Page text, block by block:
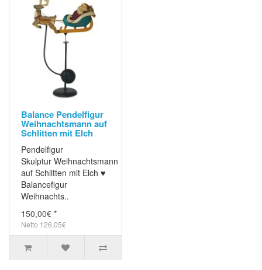
Balance Pendelfigur
Weihnachtsmann auf
Schlitten mit Elch
Pendelfigur
Skulptur Weihnachtsmann
auf Schlitten mit Elch ♥
Balancefigur
Weihnachts..
150,00€ *
Netto 126,05€